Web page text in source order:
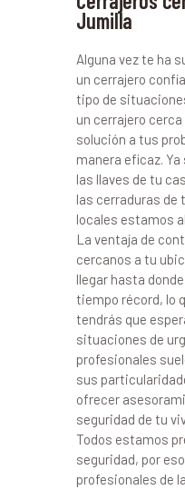
Jumilla
Alguna vez te ha
un cerrajero
tipo de
un cerrajero
solución a tus
manera eficaz.
las llaves de tu
las cerraduras de
locales estamos
La ventaja de
cercanos a tu
llegar hasta
tiempo récord, lo
tendrás que
situaciones de
profesionales
sus
ofrecer
seguridad de tu
Todos estamos
seguridad, por
profesionales de